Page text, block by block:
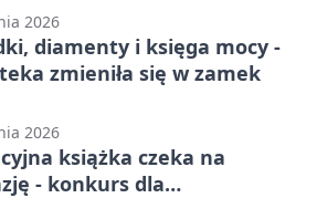
2026
diamenty i księga mocy -
zmieniła się w zamek
2026
książka czeka na
- konkurs dla